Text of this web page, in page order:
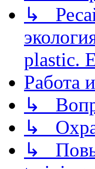
↳
plastic.
Работа
↳
↳
↳